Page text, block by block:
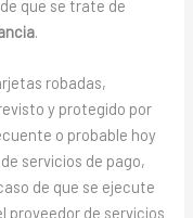
que se trate de
robadas,
y protegido por
o probable hoy
servicios de pago,
de que se ejecute
proveedor de servicios